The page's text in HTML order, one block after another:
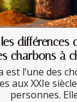
différences
charbons à
est l’une des
aux XXIe
personnes.